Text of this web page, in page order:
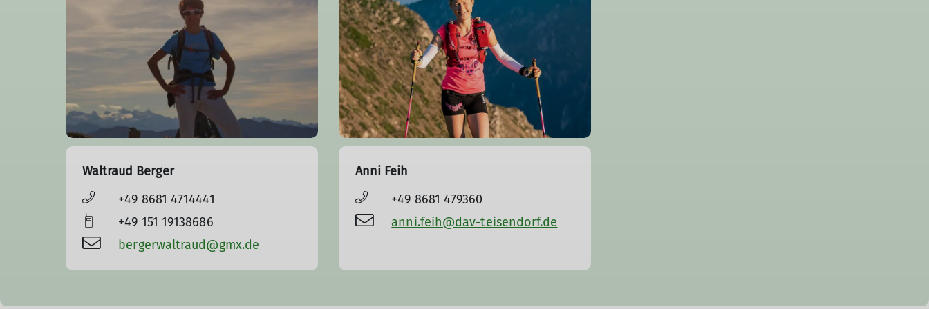
Waltraud Berger
+49 8681 4714441
+49 151 19138686
bergerwaltraud@gmx.de
Anni Feih
+49 8681 479360
anni.feih@dav-teisendorf.de